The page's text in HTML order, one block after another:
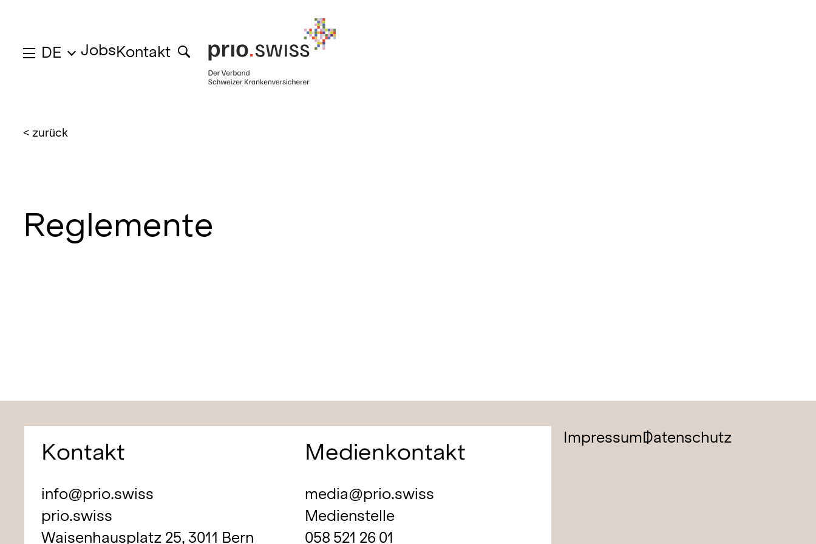
DE JobsKontakt
< zurück
Reglemente
Kontakt
info@prio.swiss
prio.swiss
Waisenhausplatz 25, 3011 Bern
Medienkontakt
media@prio.swiss
Medienstelle
058 521 26 01
ImpressumDatenschutz